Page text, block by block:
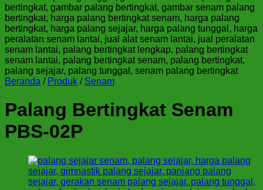
Beranda / Produk / Senam
Palang Bertingkat Senam
PBS-02P